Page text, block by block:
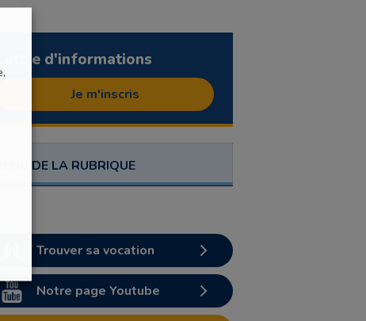
Lettre d'informations
Je m'inscris
MENU DE LA RUBRIQUE
Trouver sa vocation
Notre page Youtube